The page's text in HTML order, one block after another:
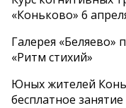
«Коньково» 6
Галерея «Беляево»
«Ритм стихий»
Юных жителей
бесплатное